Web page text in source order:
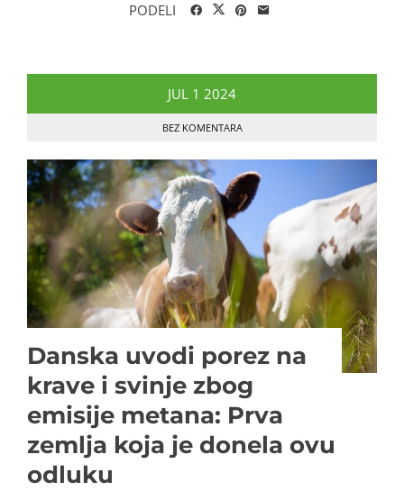
PODELI
JUL 1 2024
BEZ KOMENTARA
Danska uvodi porez na
krave i svinje zbog
emisije metana: Prva
zemlja koja je donela ovu
odluku